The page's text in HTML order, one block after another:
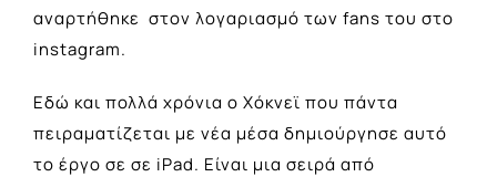
αναρτήθηκε στον λογαριασμό των fans του στο
instagram.
Εδώ και πολλά χρόνια ο Χόκνεϊ που πάντα
πειραματίζεται με νέα μέσα δημιούργησε αυτό
το έργο σε σε iPad. Είναι μια σειρά από